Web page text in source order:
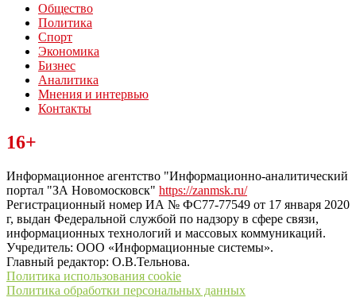
Общество
Политика
Спорт
Экономика
Бизнес
Аналитика
Мнения и интервью
Контакты
Читайте последние новости дня в Тульской области на сайте
“ЗаНовомосковск”
16+
Информационное агентство "Информационно-аналитический
портал "ЗА Новомосковск" https://zanmsk.ru/
Регистрационный номер ИА № ФС77-77549 от 17 января 2020
г, выдан Федеральной службой по надзору в сфере связи,
информационных технологий и массовых коммуникаций.
Учредитель: ООО «Информационные системы».
Главный редактор: О.В.Тельнова.
Политика использования cookie
Политика обработки персональных данных